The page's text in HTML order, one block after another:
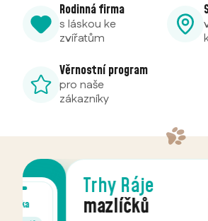
Rodinná firma
s láskou ke
zvířatům
Věrnostní program
pro naše
zákazníky
Trhy Ráje
mazlíčků